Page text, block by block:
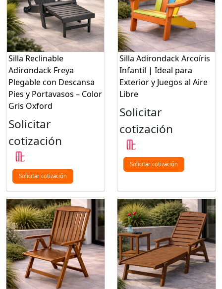
Silla Reclinable
Adirondack Freya
Plegable con Descansa
Pies y Portavasos – Color
Gris Oxford
Solicitar
cotización
Solicitar cotización
Silla Adirondack Arcoíris
Infantil | Ideal para
Exterior y Juegos al Aire
Libre
Solicitar
cotización
Solicitar cotización